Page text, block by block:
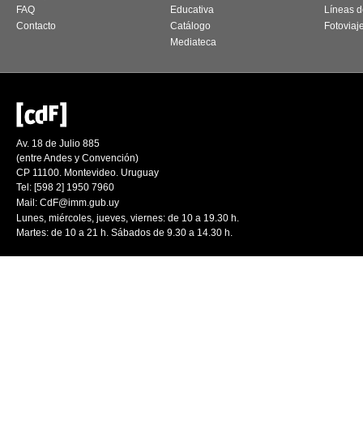
FAQ
Contacto
Educativa
Catálogo
Mediateca
Líneas
Av. 18 de Julio 885
(entre Andes y Convención)
CP 11100. Montevideo. Uruguay
Tel: [598 2] 1950 7960
Mail: CdF@imm.gub.uy
Lunes, miércoles, jueves, viernes: de 10 a 19.30 h.
Martes: de 10 a 21 h. Sábados de 9.30 a 14.30 h.